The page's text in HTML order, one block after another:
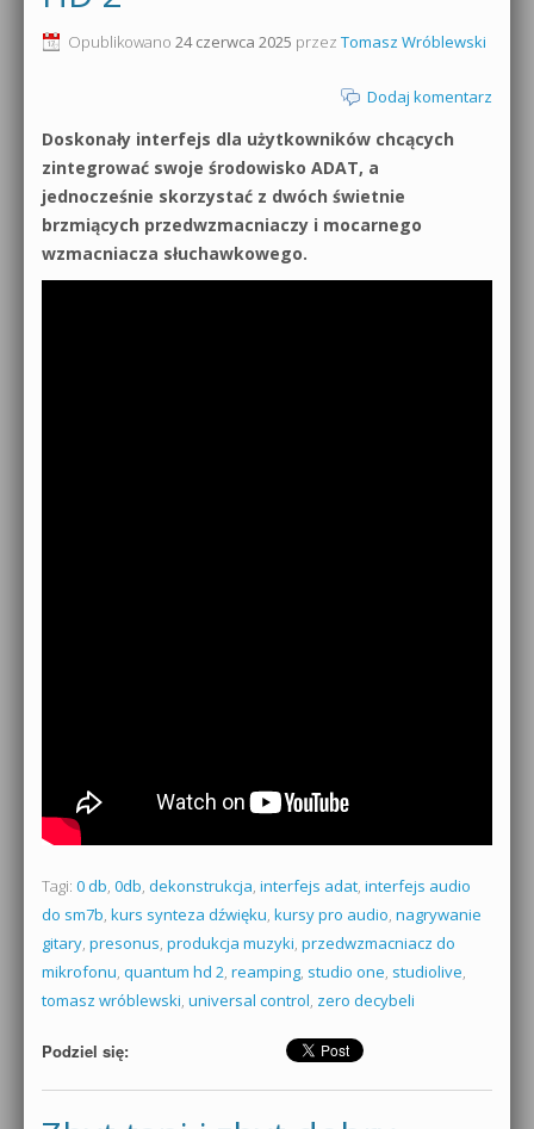
Produkcja muzyczna od podstaw
Sound Forge od podstaw
Dubstep z syntezatorem Massive
Kontakt 5 Kompendium
0dB.pl - informacje
Materiały dla mediów
Archiwum aktualności
Polityka prywatności
Opublikowano 24 czerwca 2025 przez Tomasz Wróblewski
Dodaj komentarz
Doskonały interfejs dla użytkowników chcących
zintegrować swoje środowisko ADAT, a
jednocześnie skorzystać z dwóch świetnie
brzmiących przedwzmacniaczy i mocarnego
wzmacniacza słuchawkowego.
Tagi: 0 db, 0db, dekonstrukcja, interfejs adat, interfejs audio
do sm7b, kurs synteza dźwięku, kursy pro audio, nagrywanie
gitary, presonus, produkcja muzyki, przedwzmacniacz do
mikrofonu, quantum hd 2, reamping, studio one, studiolive,
tomasz wróblewski, universal control, zero decybeli
Podziel się: